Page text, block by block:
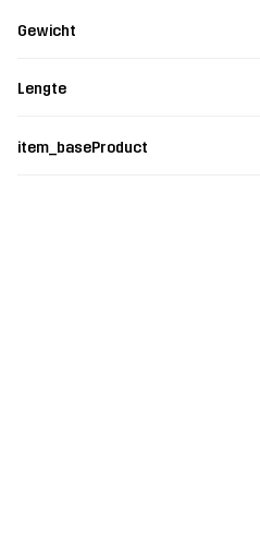
Gewicht
Lengte
item_baseProduct